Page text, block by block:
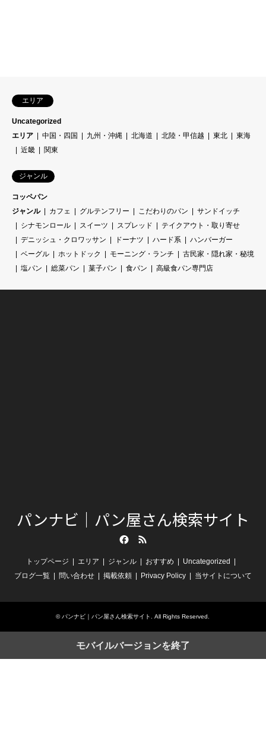
エリア
Uncategorized
エリア
中国・四国 九州・沖縄 北海道 北陸・甲信越 東北
東海
近畿
関東
ジャンル
コッペパン
ジャンル
カフェ グルテンフリー こだわりのパン
サンドイッチ
シナモンロール
スイーツ スプレッド
テイクアウト・取り寄せ
デニッシュ・クロワッサン
ドーナツ ハード系
ハンバーガー
ベーグル
ホットドック モーニング・ランチ
古民家・隠れ家・秘境
塩パン
総菜パン 菓子パン 食パン 高級食パン専門店
パンナビ｜パン屋さん検索サイト
トップページ エリア ジャンル おすすめ
Uncategorized
ブログ一覧
問い合わせ 掲載依頼 Privacy Policy 当サイトについて
© パンナビ｜パン屋さん検索サイト . All Rights Reserved.
モバイルバージョンを終了